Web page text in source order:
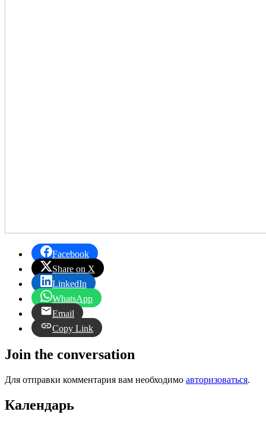
Facebook
Share on X
LinkedIn
WhatsApp
Email
Copy Link
Join the conversation
Для отправки комментария вам необходимо авторизоваться.
Календарь